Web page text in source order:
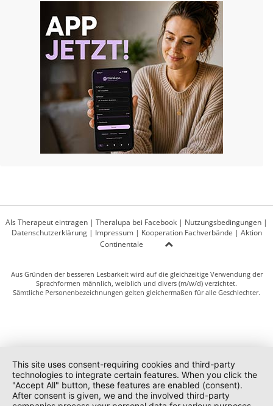
Als Therapeut eintragen | Theralupa bei Facebook | Nutzungsbedingungen |
Datenschutzerklärung| Impressum| Kooperation Fachverbände | Aktion
Continentale
Aus Gründen der besseren Lesbarkeit wird auf die gleichzeitige Verwendung der
Sprachformen männlich, weiblich und divers (m/w/d) verzichtet.
Sämtliche Personenbezeichnungen gelten gleichermaßen für alle Geschlechter.
This site uses consent-requiring cookies and third-party
technologies to integrate certain features. When you click the
"Accept All" button, these features are enabled (consent).
After consent is given, we and the involved third-party